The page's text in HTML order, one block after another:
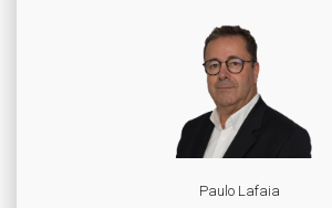
Paulo Lafaia